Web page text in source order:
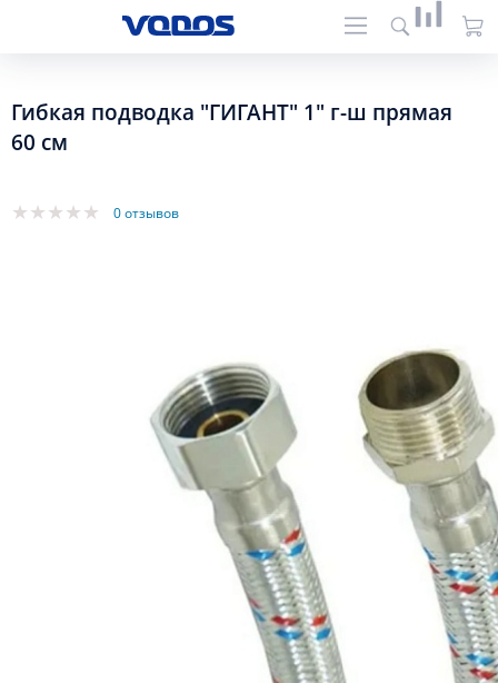
Гибкая подводка "ГИГАНТ" 1" г-ш прямая
60 см
0 отзывов